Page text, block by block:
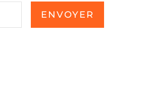
ENVOYER